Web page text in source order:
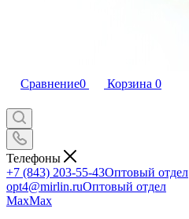
Сравнение0 Корзина 0
Телефоны
+7 (843) 203-55-43Оптовый отдел
opt4@mirlin.ruОптовый отдел
MaxMax